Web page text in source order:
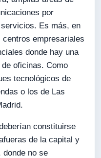
por
Es más, en
empresariales
donde hay una
oficinas. Como
tecnológicos de
o los de Las
constituirse
de la capital y
donde no se